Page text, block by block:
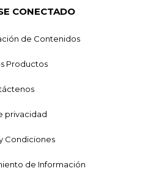
CONECTADO
de Contenidos
Productos
privacidad
Condiciones
de Información